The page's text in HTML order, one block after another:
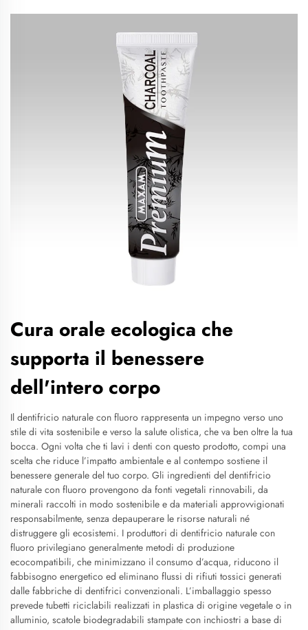
Cura orale ecologica che
supporta il benessere
dell'intero corpo
Il dentifricio naturale con fluoro rappresenta un impegno verso uno
stile di vita sostenibile e verso la salute olistica, che va ben oltre la tua
bocca. Ogni volta che ti lavi i denti con questo prodotto, compi una
scelta che riduce l’impatto ambientale e al contempo sostiene il
benessere generale del tuo corpo. Gli ingredienti del dentifricio
naturale con fluoro provengono da fonti vegetali rinnovabili, da
minerali raccolti in modo sostenibile e da materiali approvvigionati
responsabilmente, senza depauperare le risorse naturali né
distruggere gli ecosistemi. I produttori di dentifricio naturale con
fluoro privilegiano generalmente metodi di produzione
ecocompatibili, che minimizzano il consumo d’acqua, riducono il
fabbisogno energetico ed eliminano flussi di rifiuti tossici generati
dalle fabbriche di dentifrici convenzionali. L’imballaggio spesso
prevede tubetti riciclabili realizzati in plastica di origine vegetale o in
alluminio, scatole biodegradabili stampate con inchiostri a base di